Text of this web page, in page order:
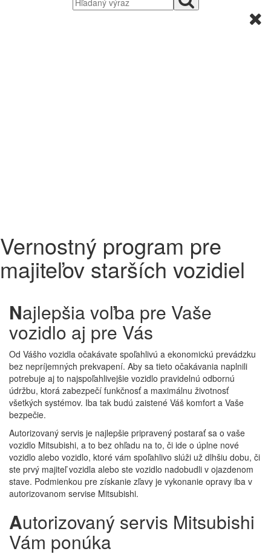
Vernostný program pre
majiteľov starších vozidiel
Najlepšia voľba pre Vaše
vozidlo aj pre Vás
Od Vášho vozidla očakávate spoľahlivú a ekonomickú prevádzku
bez nepríjemných prekvapení. Aby sa tieto očakávania naplnili
potrebuje aj to najspoľahlivejšie vozidlo pravidelnú odbornú
údržbu, ktorá zabezpečí funkčnosť a maximálnu životnosť
všetkých systémov. Iba tak budú zaistené Váš komfort a Vaše
bezpečie.
Autorizovaný servis je najlepšie pripravený postarať sa o vaše
vozidlo Mitsubishi, a to bez ohľadu na to, či ide o úplne nové
vozidlo alebo vozidlo, ktoré vám spoľahlivo slúži už dlhšiu dobu, či
ste prvý majiteľ vozidla alebo ste vozidlo nadobudli v ojazdenom
stave. Podmienkou pre získanie zľavy je vykonanie opravy iba v
autorizovanom servise Mitsubishi.
Autorizovaný servis Mitsubishi
Vám ponúka